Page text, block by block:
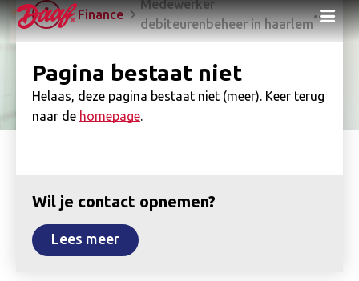
Finance
Medewerker
debiteurenbeheer in haarlem
Pagina bestaat niet
Helaas, deze pagina bestaat niet (meer). Keer terug
naar de homepage.
Wil je contact opnemen?
Lees meer